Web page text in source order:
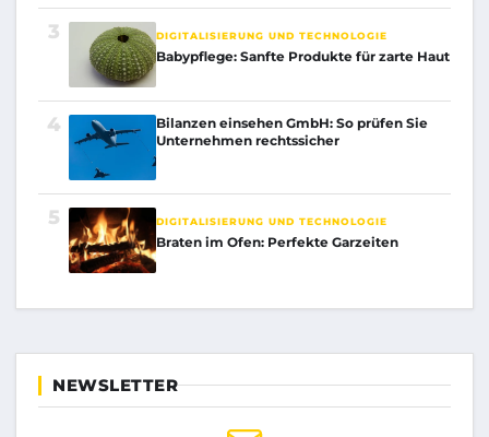
3 DIGITALISIERUNG UND TECHNOLOGIE
Babypflege: Sanfte Produkte für zarte Haut
4
Bilanzen einsehen GmbH: So prüfen Sie
Unternehmen rechtssicher
5 DIGITALISIERUNG UND TECHNOLOGIE
Braten im Ofen: Perfekte Garzeiten
NEWSLETTER